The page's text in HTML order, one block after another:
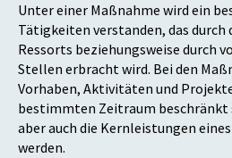
Unter einer Maßnahme wird ein
Tätigkeiten verstanden, das
Ressorts beziehungsweise durch
Stellen erbracht wird. Bei den
Vorhaben, Aktivitäten und
bestimmten Zeitraum beschränkt
aber auch die Kernleistungen
werden.